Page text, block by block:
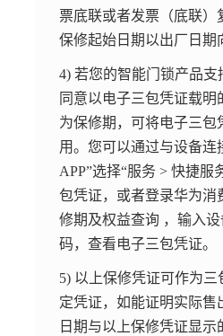
票底联或者发票（底联）
保修起始日期以出厂日期
4) 若您的智能门锁产品
同意以电子三包凭证载
为保修期，可将电子三包
用。您可以通过与设备连
APP”选择“服务 > 快捷服
包凭证，或者登录华为消
修期及权益查询 ，输入
码，查看电子三包凭证。
5) 以上保修凭证可作为三
定凭证，如能证明实际售
日期与以上保修凭证显